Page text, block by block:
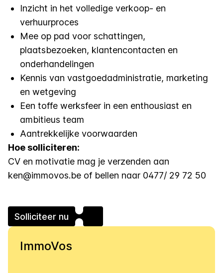
Inzicht in het volledige verkoop- en
verhuurproces
Mee op pad voor schattingen,
plaatsbezoeken, klantencontacten en
onderhandelingen
Kennis van vastgoedadministratie, marketing
en wetgeving
Een toffe werksfeer in een enthousiast en
ambitieus team
Aantrekkelijke voorwaarden
Hoe solliciteren:
CV en motivatie mag je verzenden aan
ken@immovos.be of bellen naar 0477/ 29 72 50
Solliciteer nu
ImmoVos